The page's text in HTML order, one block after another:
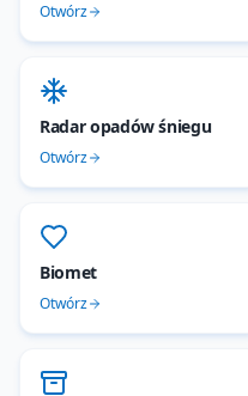
Otwórz
Radar opadów śniegu
Otwórz
Biomet
Otwórz